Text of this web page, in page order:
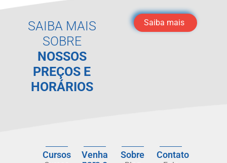
SAIBA MAIS
SOBRE
NOSSOS
PREÇOS E
HORÁRIOS
Saiba mais
Cursos
Venha
Sobre Contato